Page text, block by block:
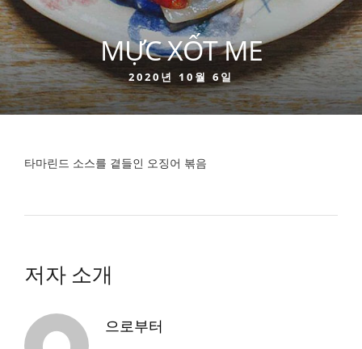
MỰC XỐT ME
2020년 10월 6일
타마린드 소스를 곁들인 오징어 볶음
저자 소개
으로부터